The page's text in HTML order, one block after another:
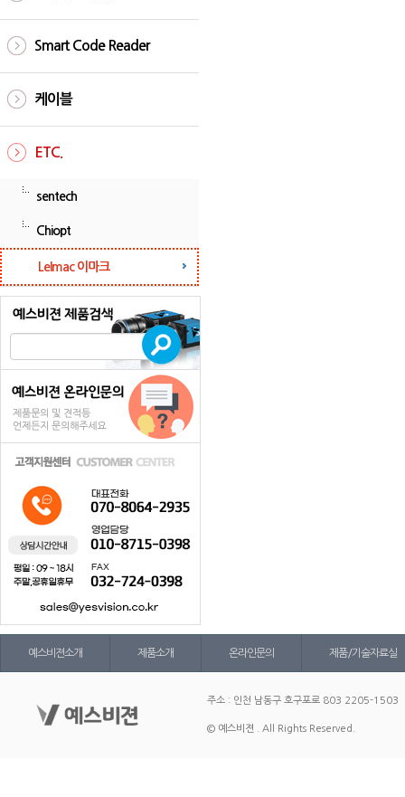
Smart Code Reader
케이블
ETC.
sentech
Chiopt
LeImac 이마크
예스비젼소개 제품소개 온라인문의 제품/기술자료실
주소 : 인천 남동구 호구포로 803 2205-1503
© 예스비젼 . All Rights Reserved.